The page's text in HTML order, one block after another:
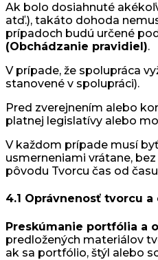
Ak bolo dosiahnuté
atď.), takáto dohoda
prípadoch budú určené
(Obchádzanie pravidiel).
V prípade, že spolupráca
stanovené v spolupráci).
Pred zverejnením alebo
platnej legislatívy alebo
V každom prípade musí
usmerneniami vrátane,
pôvodu Tvorcu čas od
4.1 Oprávnenosť tvorcu
Preskúmanie portfólia a
predložených materiálov
ak sa portfólio, štýl alebo